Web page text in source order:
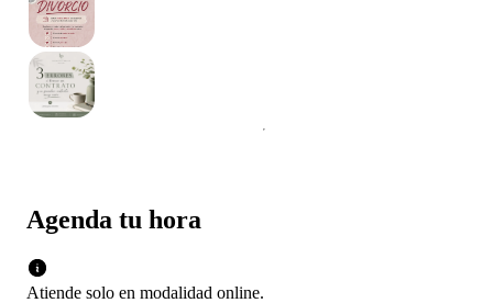
Agenda tu hora
Atiende solo en modalidad online.